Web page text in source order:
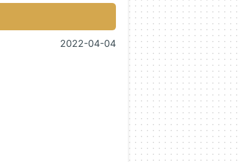
2022-04-04